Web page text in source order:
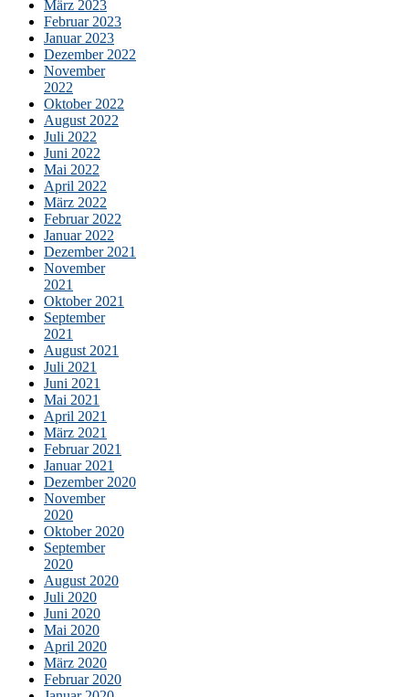
März 2023
Februar 2023
Januar 2023
Dezember 2022
November
2022
Oktober 2022
August 2022
Juli 2022
Juni 2022
Mai 2022
April 2022
März 2022
Februar 2022
Januar 2022
Dezember 2021
November
2021
Oktober 2021
September
2021
August 2021
Juli 2021
Juni 2021
Mai 2021
April 2021
März 2021
Februar 2021
Januar 2021
Dezember 2020
November
2020
Oktober 2020
September
2020
August 2020
Juli 2020
Juni 2020
Mai 2020
April 2020
März 2020
Februar 2020